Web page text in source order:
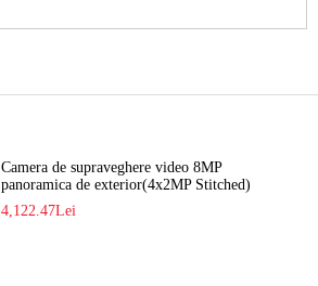
Camera de supraveghere video 8MP
panoramica de exterior(4x2MP Stitched)
Navaio NGC-7482PR
4,122.47Lei